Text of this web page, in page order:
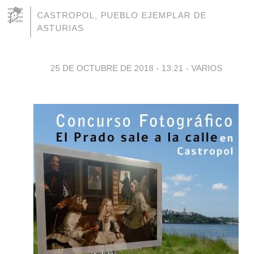
CASTROPOL, PUEBLO EJEMPLAR DE
ASTURIAS
25 DE OCTUBRE DE 2018 - 13:21 - VARIOS